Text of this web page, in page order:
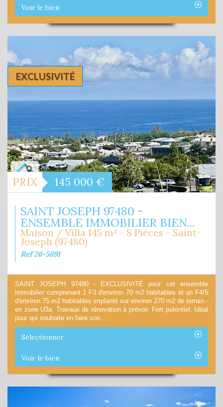
Voir le bien
EXCLUSIVITÉ
PRIX 145 000 €
SAINT JOSEPH 97480 -
ENSEMBLE IMMOBILIER BIEN...
Maison / Villa 145 m² - 8 Pièces - Saint-
Joseph (97480)
Ref 26-5691
SAINT JOSEPH 97480 - EXCLUSIVITÉ pour cet ensemble
immobilier comprenant 1 F3 d'environ 70 m2 habitables et un F4/5
d'environ 75 m2 habitables implanté sur environ 270 m2 de terrain -
en zone U3a. Travaux de rénovation à prévoir. Fort potentiel. Idéal
pour qui souhaite en faire son...
Sélectionner
Voir le bien